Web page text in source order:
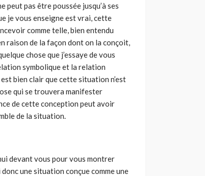
pas être poussée jusqu’à ses
je vous enseigne est vrai, cette
comme telle, bien entendu
raison de la façon dont on la conçoit,
chose que j’essaye de vous
symbolique et la relation
bien clair que cette situation n’est
qui se trouvera manifester
de cette conception peut avoir
de la situation.
devant vous pour vous montrer
une situation conçue comme une